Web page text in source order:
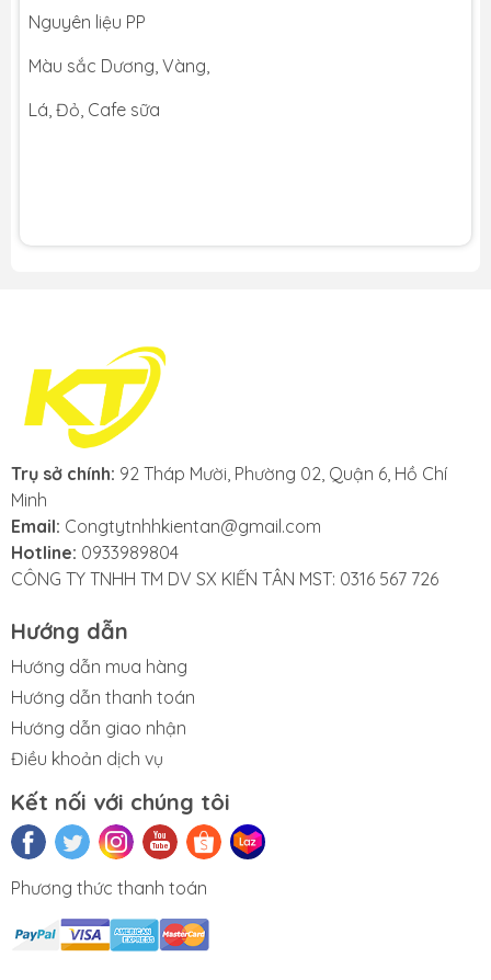
Nguyên liệu PP
Màu sắc Dương, Vàng,
Lá, Đỏ, Cafe sữa
Trụ sở chính: 92 Tháp Mười, Phường 02, Quận 6, Hồ Chí
Minh
Email: Congtytnhhkientan@gmail.com
Hotline: 0933989804
CÔNG TY TNHH TM DV SX KIẾN TÂN MST: 0316 567 726
Hướng dẫn
Hướng dẫn mua hàng
Hướng dẫn thanh toán
Hướng dẫn giao nhận
Điều khoản dịch vụ
Kết nối với chúng tôi
Phương thức thanh toán